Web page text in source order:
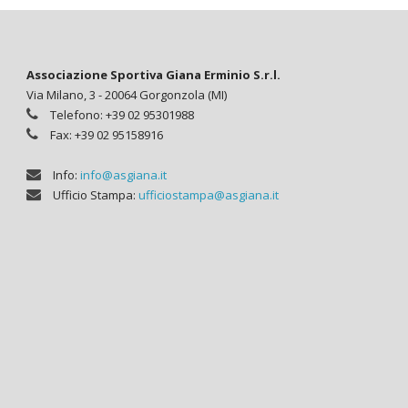
Associazione Sportiva Giana Erminio S.r.l.
Via Milano, 3 - 20064 Gorgonzola (MI)
Telefono: +39 02 95301988
Fax: +39 02 95158916
Info: info@asgiana.it
Ufficio Stampa: ufficiostampa@asgiana.it